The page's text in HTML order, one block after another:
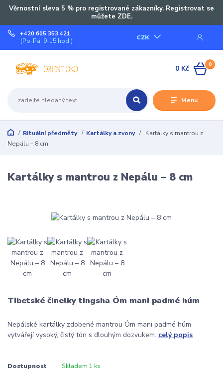
Věrnostní sleva 5 % pro registrované zákazníky. Registrovat se
můžete ZDE.
Menu
CZK
+420 605 353 421
(Po-Pá, 9-15 hod.)
0
0 Kč
Rituální předměty Kartálky a zvony
Kartálky s mantrou z
Nepálu – 8 cm
Kartálky s mantrou z Nepálu – 8 cm
Tibetské činelky tingsha Óm mani padmé húm
Nepálské kartálky zdobené mantrou Óm mani padmé húm
vytvářejí vysoký, čistý tón s dlouhým dozvukem. celý popis
Dostupnost Skladem 1 ks